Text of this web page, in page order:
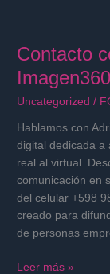
Contacto
Uncategorized /
Hablamos con
digital dedicada a
real al virtual.
comunicación en
del celular +598
creado para
de personas
Adrian
Noguera
de
Imagen360.uy
Leer más »